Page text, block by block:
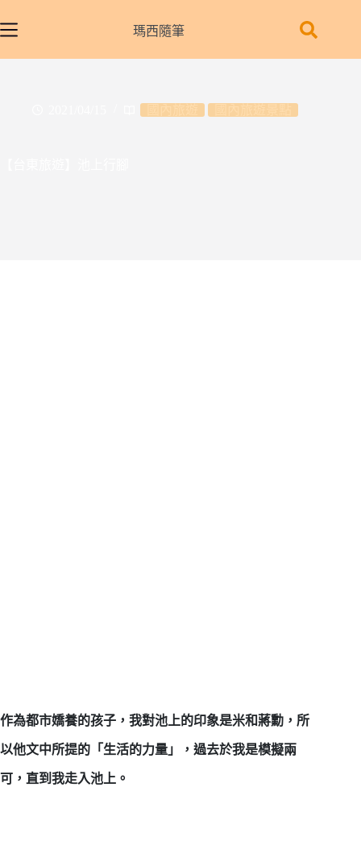
至
瑪西隨筆
作為都市嬌養的孩子，我對池上的印象是米和蔣勳，所
以他文中所提的「生活的力量」，過去於我是模擬兩
可，直到我走入池上。